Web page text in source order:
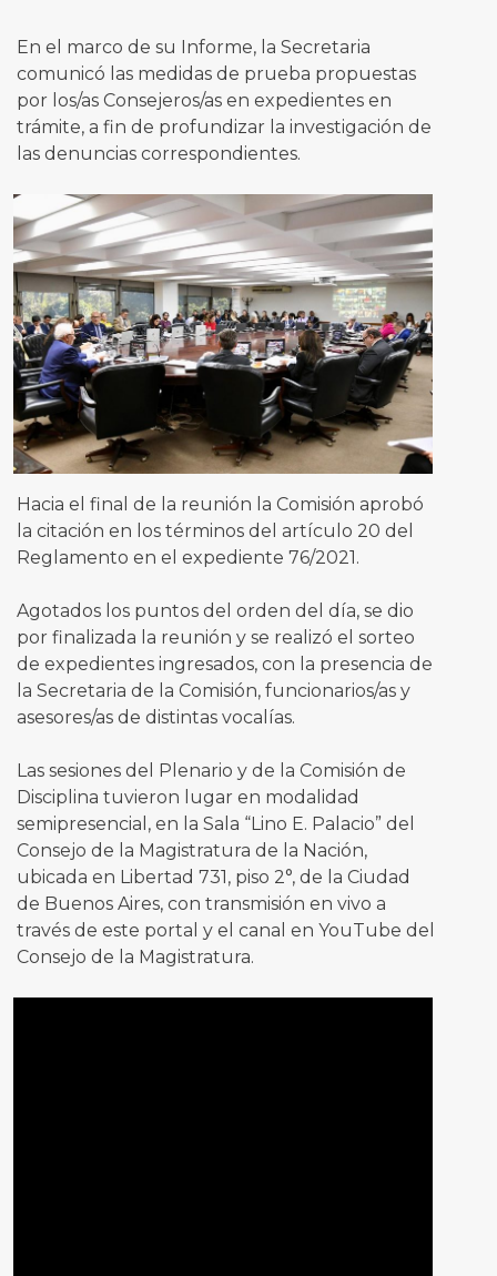
En el marco de su Informe, la Secretaria
comunicó las medidas de prueba propuestas
por los/as Consejeros/as en expedientes en
trámite, a fin de profundizar la investigación de
las denuncias correspondientes.
Hacia el final de la reunión la Comisión aprobó
la citación en los términos del artículo 20 del
Reglamento en el expediente 76/2021.
Agotados los puntos del orden del día, se dio
por finalizada la reunión y se realizó el sorteo
de expedientes ingresados, con la presencia de
la Secretaria de la Comisión, funcionarios/as y
asesores/as de distintas vocalías.
Las sesiones del Plenario y de la Comisión de
Disciplina tuvieron lugar en modalidad
semipresencial, en la Sala “Lino E. Palacio” del
Consejo de la Magistratura de la Nación,
ubicada en Libertad 731, piso 2°, de la Ciudad
de Buenos Aires, con transmisión en vivo a
través de este portal y el canal en YouTube del
Consejo de la Magistratura.